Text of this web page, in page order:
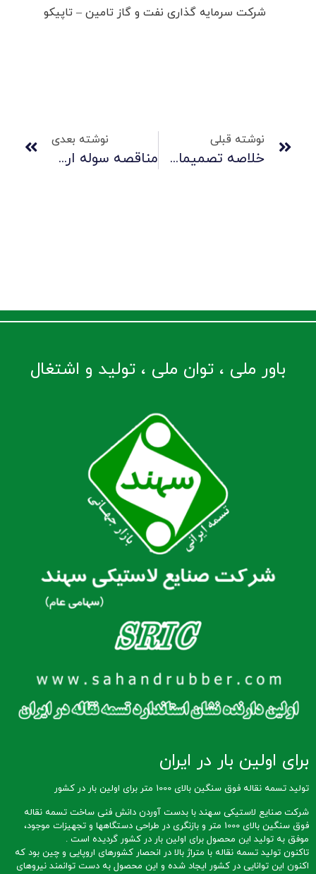
شرکت سرمایه گذاری نفت و گاز تامین – تاپیکو
نوشته قبلی
خلاصه تصمیمات مجمع عمومی فوق‌العاده صاحبان سهام برای سال (دوره) مالی منتهی به 1398/12/29شرکت صنايع لاستيکي سهند
نوشته بعدی
مناقصه سوله اردیبهشت 98
باور ملی ، توان ملی ، تولید و اشتغال
برای اولین بار در ایران
تولید تسمه نقاله فوق سنگین بالای 1000 متر برای اولین بار در کشور
شرکت صنایع لاستیکی سهند با بدست آوردن دانش فنی ساخت تسمه نقاله
فوق سنگین بالای 1000 متر و بازنگری در طراحی دستگاهها و تجهیزات موجود،
موفق به تولید این محصول برای اولین بار در کشور گردیده است .
تاکنون تولید تسمه نقاله با متراژ بالا در انحصار کشورهای اروپایی و چین بود که
اکنون این توانایی در کشور ایجاد شده و این محصول به دست توانمند نیروهای